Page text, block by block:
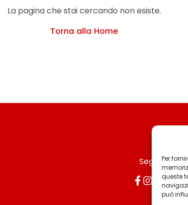
Per
queste
può
La pagina che stai cercando non esiste.
Torna alla Home
Seguici